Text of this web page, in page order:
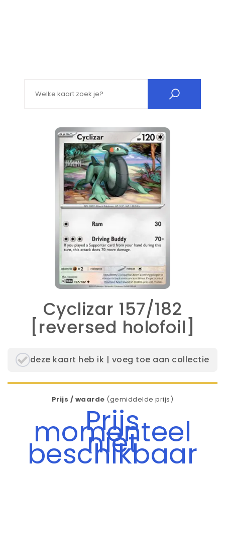
Cyclizar 157/182
[reversed holofoil]
deze kaart heb ik | voeg toe aan collectie
Prijs / waarde (gemiddelde prijs)
Prijs
momenteel
niet
beschikbaar